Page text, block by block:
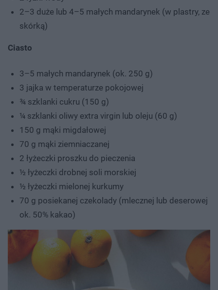
2–3 duże lub 4–5 małych mandarynek (w plastry, ze
skórką)
Ciasto
3–5 małych mandarynek (ok. 250 g)
3 jajka w temperaturze pokojowej
¾ szklanki cukru (150 g)
¼ szklanki oliwy extra virgin lub oleju (60 g)
150 g mąki migdałowej
70 g mąki ziemniaczanej
2 łyżeczki proszku do pieczenia
½ łyżeczki drobnej soli morskiej
½ łyżeczki mielonej kurkumy
70 g posiekanej czekolady (mlecznej lub deserowej
ok. 50% kakao)